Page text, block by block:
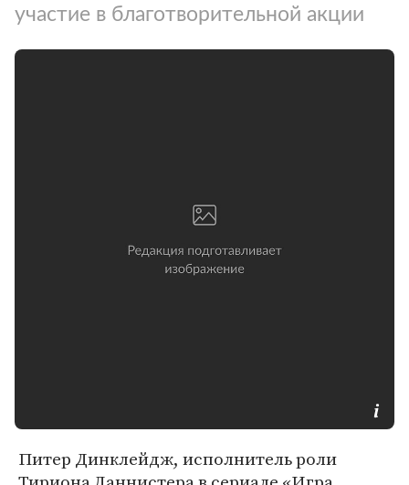
участие в благотворительной акции
Питер Динклейдж, исполнитель роли